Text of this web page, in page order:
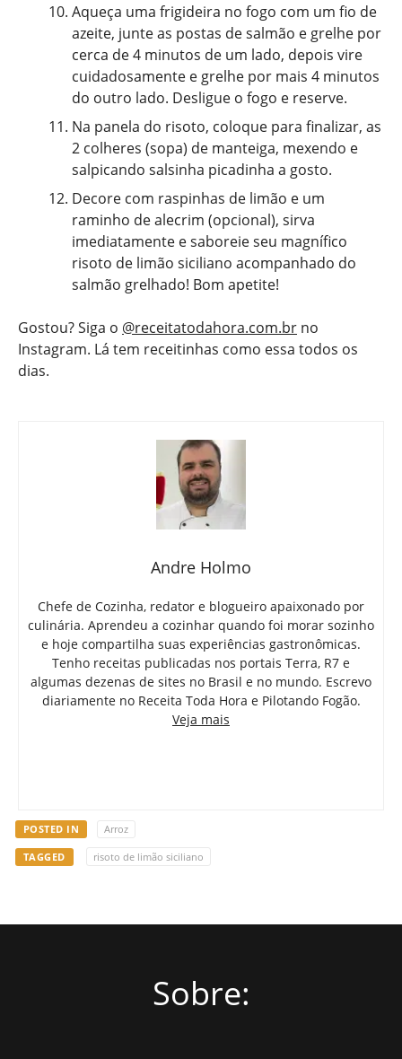
Aqueça uma frigideira no fogo com um fio de
azeite, junte as postas de salmão e grelhe por
cerca de 4 minutos de um lado, depois vire
cuidadosamente e grelhe por mais 4 minutos
do outro lado. Desligue o fogo e reserve.
Na panela do risoto, coloque para finalizar, as
2 colheres (sopa) de manteiga, mexendo e
salpicando salsinha picadinha a gosto.
Decore com raspinhas de limão e um
raminho de alecrim (opcional), sirva
imediatamente e saboreie seu magnífico
risoto de limão siciliano acompanhado do
salmão grelhado! Bom apetite!
Gostou? Siga o @receitatodahora.com.br no
Instagram. Lá tem receitinhas como essa todos os
dias.
Andre Holmo
Chefe de Cozinha, redator e blogueiro apaixonado por
culinária. Aprendeu a cozinhar quando foi morar sozinho
e hoje compartilha suas experiências gastronômicas.
Tenho receitas publicadas nos portais Terra, R7 e
algumas dezenas de sites no Brasil e no mundo. Escrevo
diariamente no Receita Toda Hora e Pilotando Fogão.
Veja mais
POSTED IN Arroz
TAGGED risoto de limão siciliano
Sobre: